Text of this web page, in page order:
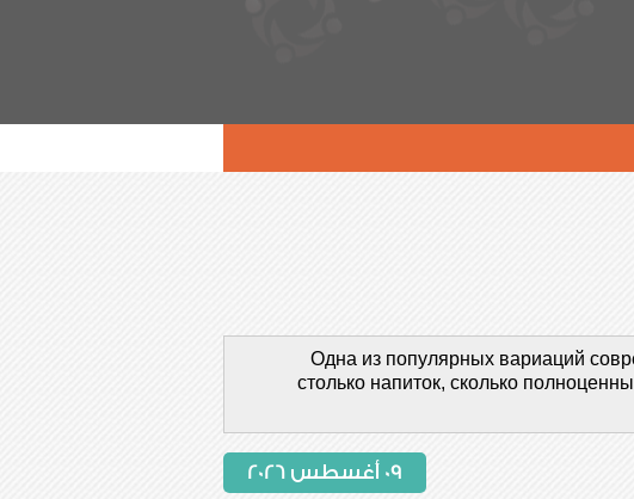
Одна из популярных вариаций
столько напиток, сколько
09 أغسطس 2026